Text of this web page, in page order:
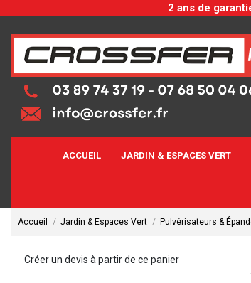
2 ans de
ACCUEIL JARDIN & ESPACES VERT
Accueil Jardin & Espaces Vert Pulvérisateurs &
Créer un devis à partir de ce panier